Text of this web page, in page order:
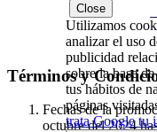
Términos y
Fechas de la
octubre del 2024
Close
Utilizamos
analizar el uso
publicidad
sobre la base
tus hábitos de
páginas
trata Google tu